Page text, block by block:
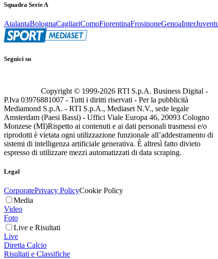
Squadra Serie A
AtalantaBolognaCagliariComoFiorentinaFrosinoneGenoaInter
Seguici su
Copyright © 1999-2026 RTI S.p.A. Business Digital -
P.Iva 03976881007 - Tutti i diritti riservati - Per la pubblicità
Mediamond S.p.A. - RTI S.p.A., Mediaset N.V., sede legale
Amsterdam (Paesi Bassi) - Uffici Viale Europa 46, 20093 Cologno
Monzese (MI)Rispetto ai contenuti e ai dati personali trasmessi e/o
riprodotti è vietata ogni utilizzazione funzionale all’addestramento di
sistemi di intelligenza artificiale generativa. È altresì fatto divieto
espresso di utilizzare mezzi automatizzati di data scraping.
Legal
CorporatePrivacy PolicyCookie Policy
Media
Video
Foto
Live e Risultati
Live
Diretta Calcio
Risultati e Classifiche